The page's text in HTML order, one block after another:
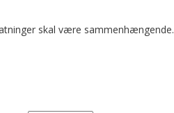
skal være sammenhængende.